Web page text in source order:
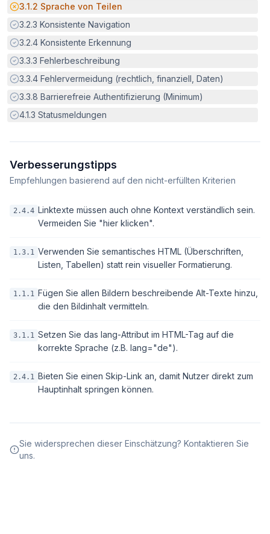
Potenzielle Barriere:
3.1.2 Sprache von Teilen
Erfüllt:
3.2.3 Konsistente Navigation
Erfüllt:
3.2.4 Konsistente Erkennung
Erfüllt:
3.3.3 Fehlerbeschreibung
Erfüllt:
3.3.4 Fehlervermeidung (rechtlich, finanziell, Daten)
Erfüllt:
3.3.8 Barrierefreie Authentifizierung (Minimum)
Erfüllt:
4.1.3 Statusmeldungen
Verbesserungstipps
Empfehlungen basierend auf den nicht-erfüllten Kriterien
2.4.4 Linktexte müssen auch ohne Kontext verständlich sein.
Vermeiden Sie "hier klicken".
1.3.1 Verwenden Sie semantisches HTML (Überschriften,
Listen, Tabellen) statt rein visueller Formatierung.
1.1.1 Fügen Sie allen Bildern beschreibende Alt-Texte hinzu,
die den Bildinhalt vermitteln.
3.1.1 Setzen Sie das lang-Attribut im HTML-Tag auf die
korrekte Sprache (z.B. lang="de").
2.4.1 Bieten Sie einen Skip-Link an, damit Nutzer direkt zum
Hauptinhalt springen können.
Sie widersprechen dieser Einschätzung? Kontaktieren Sie
uns.